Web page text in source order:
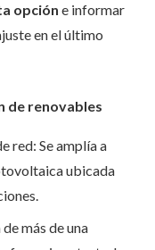
opción e informar
en el último
de renovables
red: Se amplía a
ubicada
más de una